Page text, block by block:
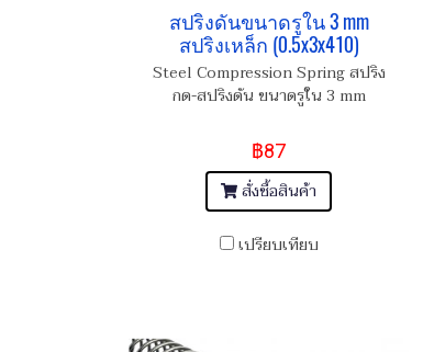
สปริงดันขนาดรูใน 3 mm
สปริงเหล็ก (0.5x3x410)
Steel Compression Spring สปริง
กด-สปริงดัน ขนาดรูใน 3 mm
฿87
สั่งซื้อสินค้า
เปรียบเทียบ